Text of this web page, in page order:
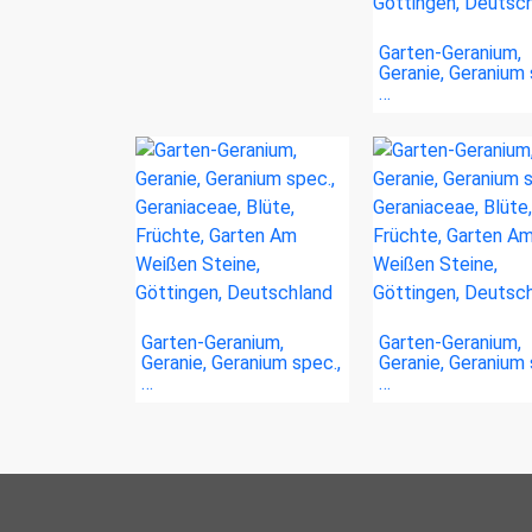
Garten-Geranium,
Geranie, Geranium
…
Garten-Geranium,
Geranie, Geranium spec.,
…
Garten-Geranium,
Geranie, Geranium
…